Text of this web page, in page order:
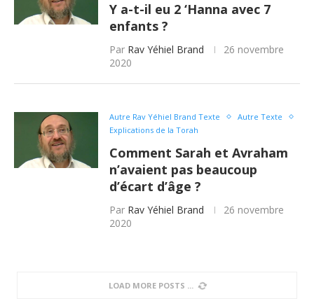
Y a-t-il eu 2 ‘Hanna avec 7
enfants ?
Par Rav Yéhiel Brand
26 novembre
2020
Autre Rav Yéhiel Brand Texte
Autre Texte
Explications de la Torah
Comment Sarah et Avraham
n’avaient pas beaucoup
d’écart d’âge ?
Par Rav Yéhiel Brand
26 novembre
2020
Explications de la Torah